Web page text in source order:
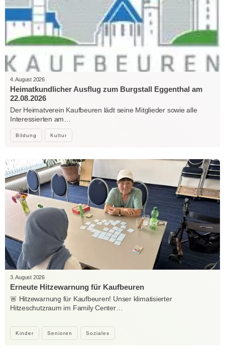
Bildung Kultur
4. August 2026
Heimatkundlicher Ausflug zum Burgstall Eggenthal am
22.08.2026
Der Heimatverein Kaufbeuren lädt seine Mitglieder sowie alle
Interessierten am…
Kinder Senioren Soziales
3. August 2026
Erneute Hitzewarnung für Kaufbeuren
🚨 Hitzewarnung für Kaufbeuren! Unser klimatisierter
Hitzeschutzraum im Family Center…